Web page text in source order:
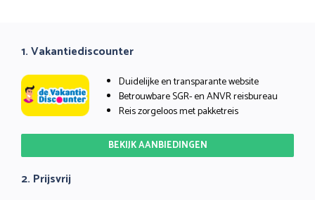
1. Vakantiediscounter
Duidelijke en transparante website
Betrouwbare SGR- en ANVR reisbureau
Reis zorgeloos met pakketreis
BEKIJK AANBIEDINGEN
2. Prijsvrij